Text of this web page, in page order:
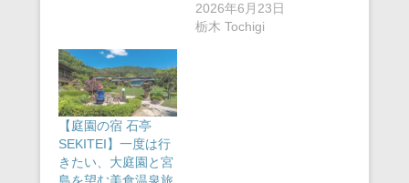
2026年6月23日
栃木 Tochigi
【庭園の宿 石亭
SEKITEI】一度は行
きたい、大庭園と宮